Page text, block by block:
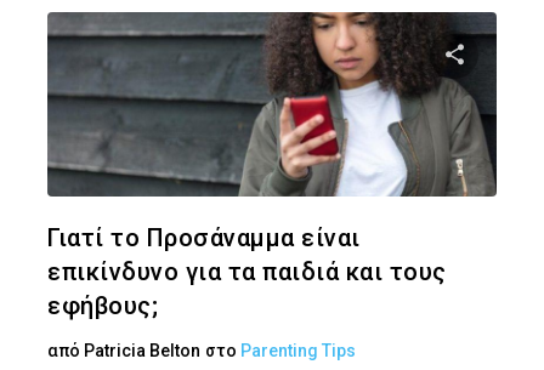
Γιατί το Προσάναμμα είναι
επικίνδυνο για τα παιδιά και τους
εφήβους;
από Patricia Belton στο Parenting Tips